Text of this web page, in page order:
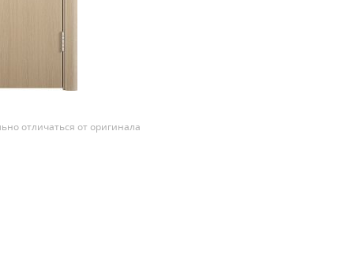
отличаться от оригинала